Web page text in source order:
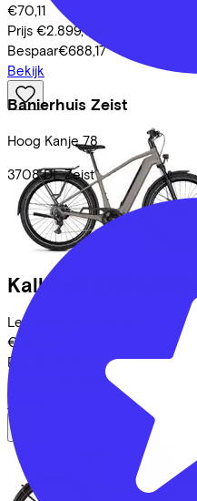
Banierhuis Zeist
Hoog Kanje 78
3708 DL Zeist
€70,11
Prijs €2.899,00
Bespaar€688,17
Bekijk
Kalkhoff
Leaseprijs p/m vanaf
€68,12
Prijs
Bespaar
€679,97
Bekijk